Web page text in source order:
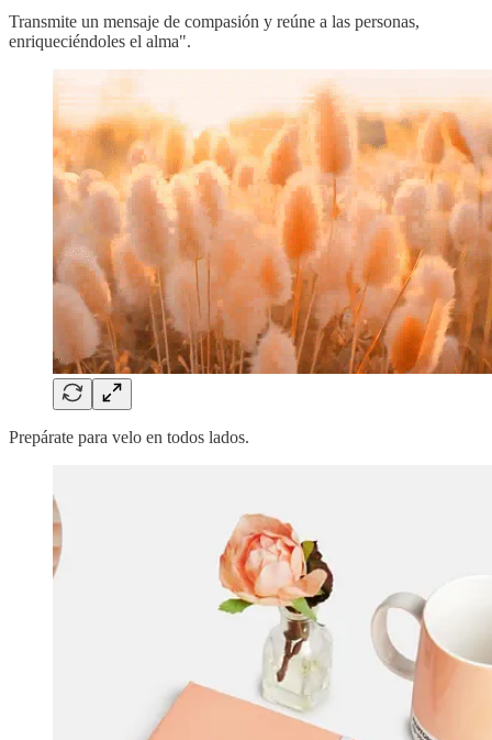
Transmite un mensaje de compasión y reúne a las personas,
enriqueciéndoles el alma".
Prepárate para velo en todos lados.